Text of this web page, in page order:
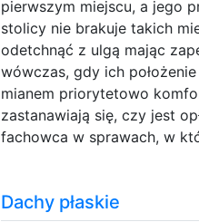
pierwszym miejscu, a jego
stolicy nie brakuje takich
odetchnąć z ulgą mając
wówczas, gdy ich
mianem priorytetowo
zastanawiają się, czy jest
fachowca w sprawach, w
Dachy płaskie